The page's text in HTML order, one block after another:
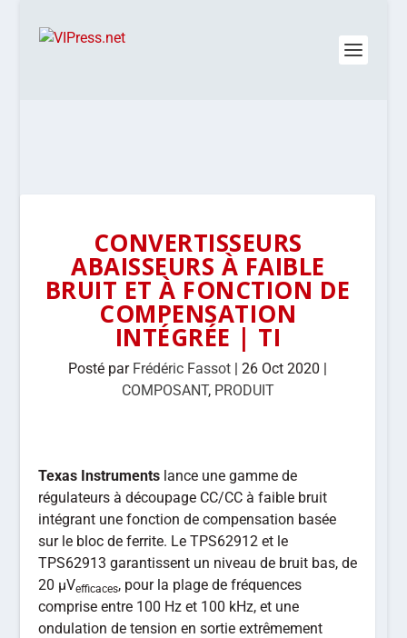
CONVERTISSEURS
ABAISSEURS À FAIBLE
BRUIT ET À FONCTION DE
COMPENSATION
INTÉGRÉE | TI
Posté par Frédéric Fassot |26 Oct 2020 |
COMPOSANT, PRODUIT
Texas Instruments lance une gamme de
régulateurs à découpage CC/CC à faible bruit
intégrant une fonction de compensation basée
sur le bloc de ferrite. Le TPS62912 et le
TPS62913 garantissent un niveau de bruit bas, de
20 µVefficaces, pour la plage de fréquences
comprise entre 100 Hz et 100 kHz, et une
ondulation de tension en sortie extrêmement